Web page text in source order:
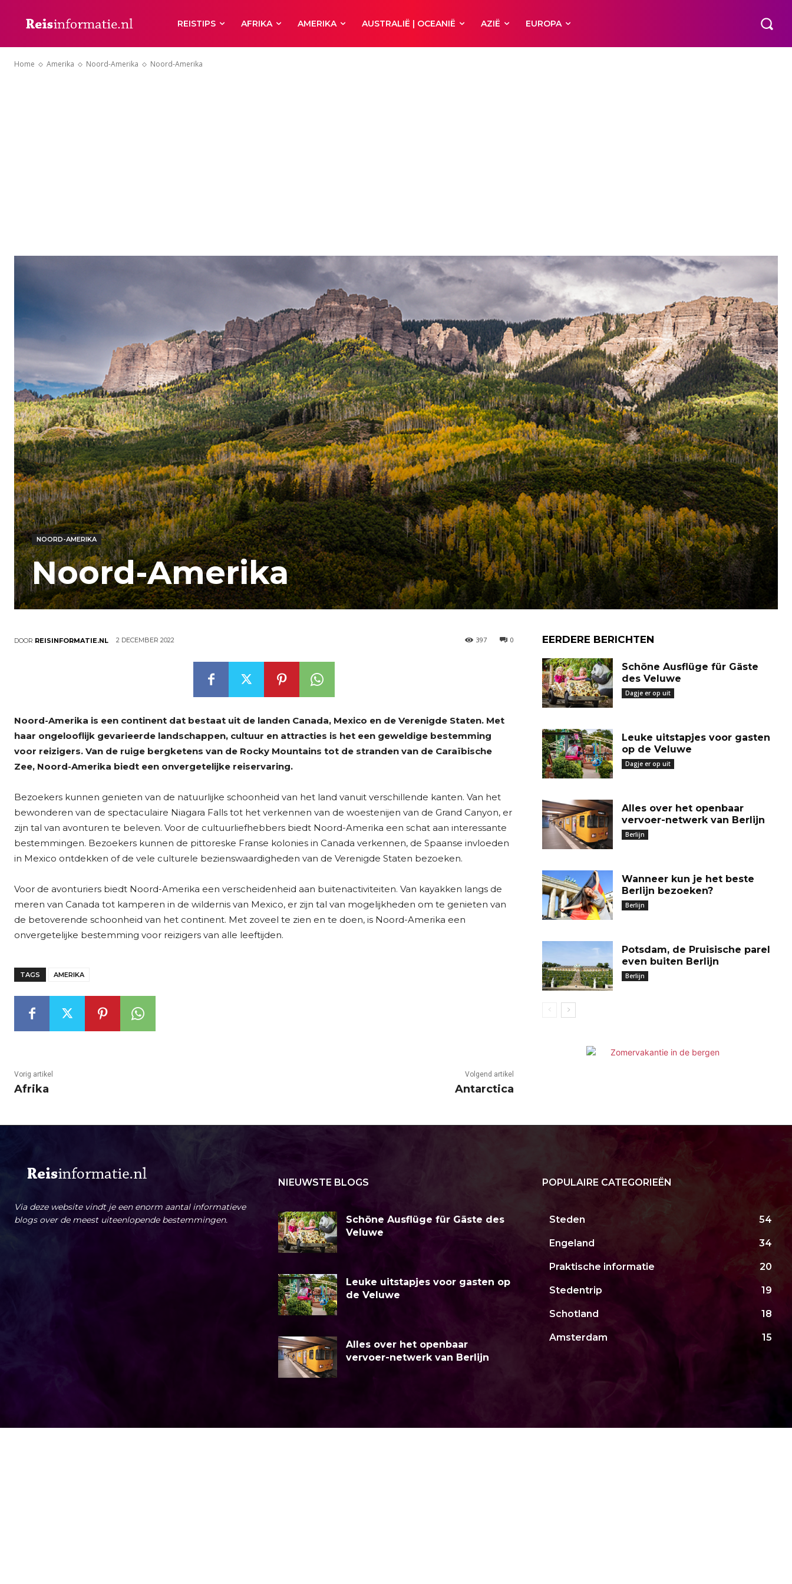
REISTIPS AFRIKA AMERIKA AUSTRALIË | OCEANIË AZIË EUROPA
Home Amerika Noord-Amerika Noord-Amerika
NOORD-AMERIKA
Noord-Amerika
DOOR REISINFORMATIE.NL 2 DECEMBER 2022 0
397
Noord-Amerika is een continent dat bestaat uit de landen Canada, Mexico en de Verenigde Staten. Met
haar ongelooflijk gevarieerde landschappen, cultuur en attracties is het een geweldige bestemming
voor reizigers. Van de ruige bergketens van de Rocky Mountains tot de stranden van de Caraïbische
Zee, Noord-Amerika biedt een onvergetelijke reiservaring.
Bezoekers kunnen genieten van de natuurlijke schoonheid van het land vanuit verschillende kanten. Van het
bewonderen van de spectaculaire Niagara Falls tot het verkennen van de woestenijen van de Grand Canyon, er
zijn tal van avonturen te beleven. Voor de cultuurliefhebbers biedt Noord-Amerika een schat aan interessante
bestemmingen. Bezoekers kunnen de pittoreske Franse kolonies in Canada verkennen, de Spaanse invloeden
in Mexico ontdekken of de vele culturele bezienswaardigheden van de Verenigde Staten bezoeken.
Voor de avonturiers biedt Noord-Amerika een verscheidenheid aan buitenactiviteiten. Van kayakken langs de
meren van Canada tot kamperen in de wildernis van Mexico, er zijn tal van mogelijkheden om te genieten van
de betoverende schoonheid van het continent. Met zoveel te zien en te doen, is Noord-Amerika een
onvergetelijke bestemming voor reizigers van alle leeftijden.
TAGS AMERIKA
Vorig artikel
Afrika
Volgend artikel
Antarctica
EERDERE BERICHTEN
Schöne Ausflüge für Gäste
des Veluwe
Dagje er op uit
Leuke uitstapjes voor gasten
op de Veluwe
Dagje er op uit
Alles over het openbaar
vervoer-netwerk van Berlijn
Berlijn
Wanneer kun je het beste
Berlijn bezoeken?
Berlijn
Potsdam, de Pruisische parel
even buiten Berlijn
Berlijn
Via deze website vindt je een enorm aantal informatieve
blogs over de meest uiteenlopende bestemmingen.
NIEUWSTE BLOGS
Schöne Ausflüge für Gäste des
Veluwe
Leuke uitstapjes voor gasten op
de Veluwe
Alles over het openbaar
vervoer-netwerk van Berlijn
POPULAIRE CATEGORIEËN
Steden 54
Engeland 34
Praktische informatie 20
Stedentrip 19
Schotland 18
Amsterdam 15